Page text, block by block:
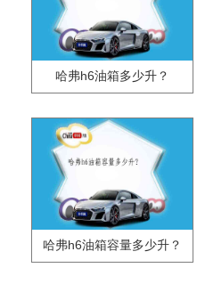
哈弗h6油箱多少升？
哈弗h6油箱容量多少升？